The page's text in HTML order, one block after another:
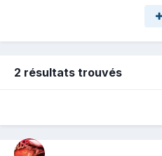
2 résultats trouvés